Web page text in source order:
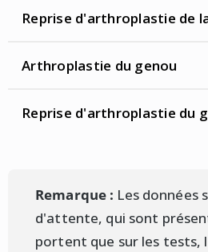
Reprise d'arthroplastie de
Arthroplastie du genou
Reprise d'arthroplastie du
Remarque : Les données
d'attente, qui sont
portent que sur les tests,